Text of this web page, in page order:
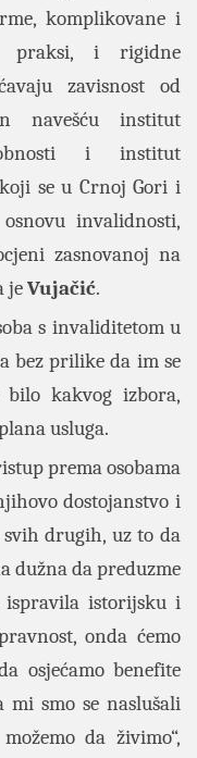
komplikovane i
praksi, i rigidne
zavisnost od
navešću institut
i institut
se u Crnoj Gori i
invalidnosti,
zasnovanoj na
jeVujačić.
s invaliditetom u
bez prilike da im se
kakvog izbora,
usluga.
prema osobama
dostojanstvo i
drugih, uz to da
dužna da preduzme
ispravila istorijsku i
onda ćemo
osjećamo benefite
mi smo se naslušali
da živimo“,